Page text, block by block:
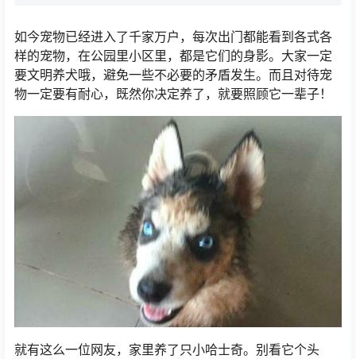
如今宠物已经进入了千家万户，每次出门都能看到各式各
样的宠物，在公园里小区里，都是它们的身影。大家一定
要文明养犬哦，避免一些不必要的矛盾发生。而且对待宠
物一定要有耐心，既然你决定养了，就要照顾它一辈子！
就有这么一位网友，家里养了只小哈士奇。别看它个头